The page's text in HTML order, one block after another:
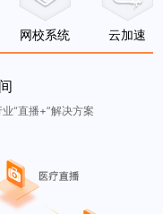
网校系统 云加速
“直播+”解决方案